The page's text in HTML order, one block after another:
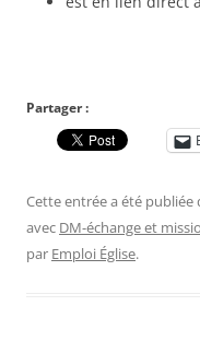
Partager :
Cette entrée a été publiée
avec DM-échange et
par Emploi Église.